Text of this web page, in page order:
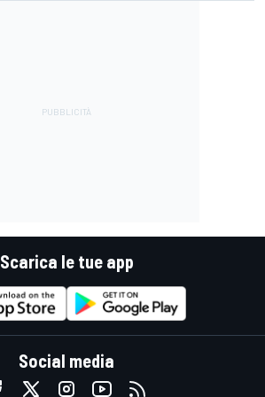
Scarica le tue app
Social media